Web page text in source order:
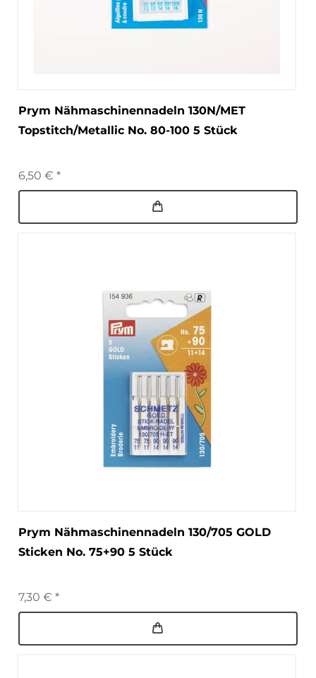
Prym Nähmaschinennadeln 130N/MET
Topstitch/Metallic No. 80-100 5 Stück
6,50 € *
Prym Nähmaschinennadeln 130/705 GOLD
Sticken No. 75+90 5 Stück
7,30 € *